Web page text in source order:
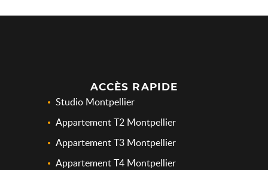
ACCÈS RAPIDE
Studio Montpellier
Appartement T2 Montpellier
Appartement T3 Montpellier
Appartement T4 Montpellier